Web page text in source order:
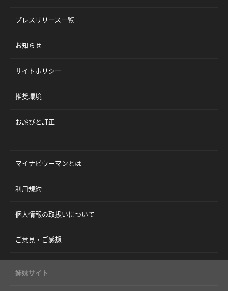
プレスリリース一覧
お知らせ
サイトポリシー
推奨環境
お詫びと訂正
マイナビウーマンとは
利用規約
個人情報の取扱いについて
ご意見・ご感想
姉妹サイト